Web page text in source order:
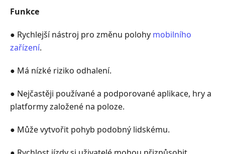
Funkce
● Rychlejší nástroj pro změnu polohy mobilního
zařízení.
● Má nízké riziko odhalení.
● Nejčastěji používané a podporované aplikace, hry a
platformy založené na poloze.
● Může vytvořit pohyb podobný lidskému.